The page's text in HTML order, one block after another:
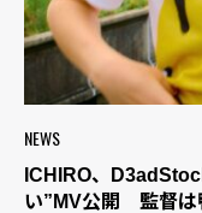
NEWS
ICHIRO、
い”MV公開 監督は